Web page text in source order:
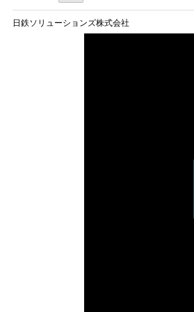
日鉄ソリューションズ株式会社